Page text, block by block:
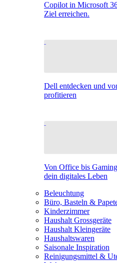
Copilot in Microsoft
Ziel erreichen.
Dell entdecken und
profitieren
Von Office bis
dein digitales Leben
Beleuchtung
Büro, Basteln &
Kinderzimmer
Haushalt Grossgeräte
Haushalt Kleingeräte
Haushaltswaren
Saisonale Inspiration
Reinigungsmittel &